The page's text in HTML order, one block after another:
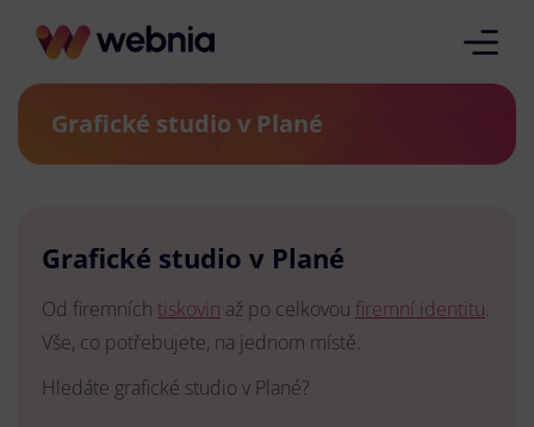
Grafické studio v Plané
Grafické studio v Plané
Od firemních tiskovin až po celkovou firemní identitu.
Vše, co potřebujete, na jednom místě.
Hledáte grafické studio v Plané?